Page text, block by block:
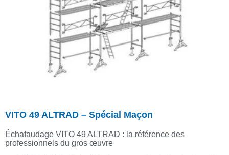
VITO 49 ALTRAD – Spécial Maçon
Échafaudage VITO 49 ALTRAD : la référence des
professionnels du gros œuvre